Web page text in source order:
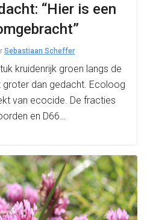
“Hier is een
Sebastiaan Scheffer
kruidenrijk groen langs de
groter dan gedacht. Ecoloog
van ecocide. De fracties
en D66…